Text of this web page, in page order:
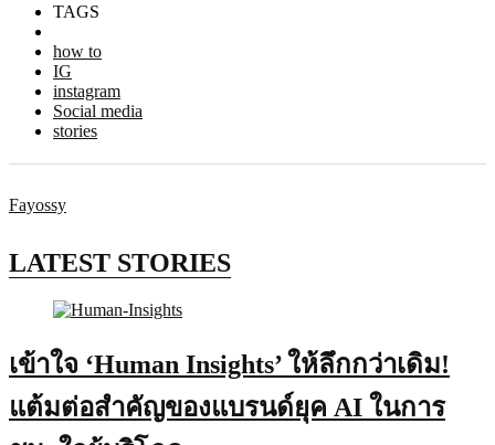
TAGS
how to
IG
instagram
Social media
stories
Fayossy
LATEST STORIES
เข้าใจ ‘Human Insights’ ให้ลึกกว่าเดิม!
แต้มต่อสำคัญของแบรนด์ยุค AI ในการ